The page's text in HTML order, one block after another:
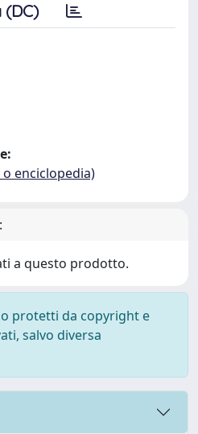
(DC)
enciclopedia)
a questo prodotto.
protetti da copyright e
salvo diversa